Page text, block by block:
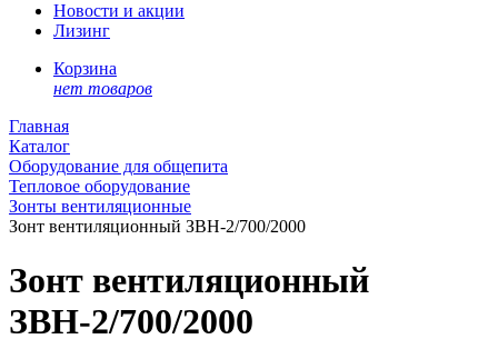
Новости и акции
Лизинг
Корзина
нет товаров
Главная
Каталог
Оборудование для общепита
Тепловое оборудование
Зонты вентиляционные
Зонт вентиляционный ЗВН-2/700/2000
Зонт вентиляционный
ЗВН-2/700/2000